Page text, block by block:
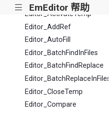
||| EmEditor 帮助
Editor_ActivateTemp
Editor_AddRef
Editor_AutoFill
Editor_BatchFindInFiles
Editor_BatchFindReplace
Editor_BatchReplaceInFiles
Editor_CloseTemp
Editor_Compare